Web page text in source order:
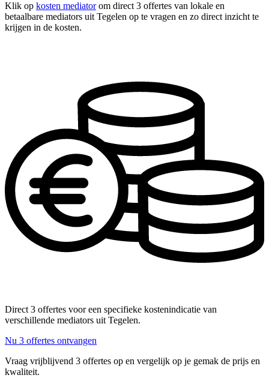
Klik op kosten mediatorom direct 3 offertes van lokale en
betaalbare mediators uit Tegelen op te vragen en zo direct inzicht te
krijgen in de kosten.
Direct 3 offertes voor een specifieke kostenindicatie van
verschillende mediators uit Tegelen.
Nu 3 offertes ontvangen
Vraag vrijblijvend 3 offertes op en vergelijk op je gemak de prijs en
kwaliteit.